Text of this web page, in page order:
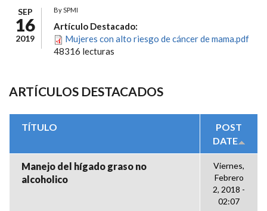
SEP
16
2019
BySPMI
Artículo Destacado:
Mujeres con alto riesgo de cáncer de mama.pdf
48316 lecturas
ARTÍCULOS DESTACADOS
TÍTULO
POST
DATE
Manejo del hígado graso no
alcoholico
Viernes,
Febrero
2, 2018 -
02:07